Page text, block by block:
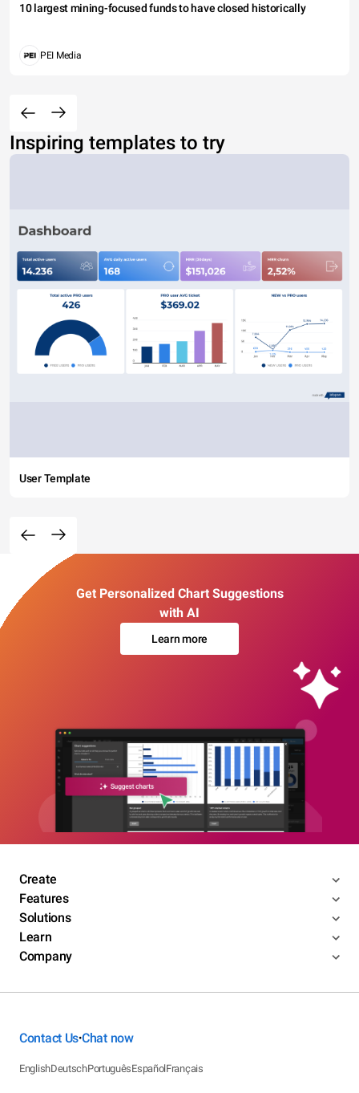
10 largest mining-focused funds to have closed historically
PEI Media
Inspiring templates to try
User Template
Get Personalized Chart Suggestions
with AI
Learn more
Create
Features
Solutions
Learn
Company
Contact Us•Chat now
EnglishDeutschPortuguêsEspañolFrançais